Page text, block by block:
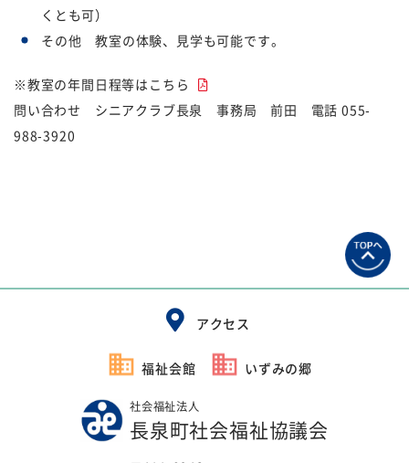
くとも可）
その他 教室の体験、見学も可能です。
※教室の年間日程等は こちら
問い合わせ シニアクラブ長泉 事務局 前田 電話 055-
988-3920
アクセス
福祉会館 いずみの郷
社会福祉法人
長泉町社会福祉協議会